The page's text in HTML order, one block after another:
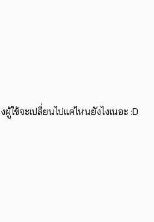
ช้จะเปลี่ยนไปแค่ไหนยังไงเนอะ :D